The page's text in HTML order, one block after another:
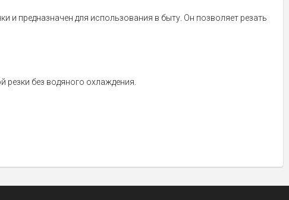
и предназначен для использования в быту. Он позволяет резать
без водяного охлаждения.